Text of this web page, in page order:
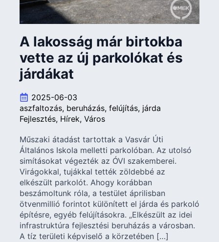
A lakosság már birtokba
vette az új parkolókat és
járdákat
2025-06-03
aszfaltozás beruházás felújítás járda
Fejlesztés Hírek Város
Műszaki átadást tartottak a Vasvár Úti
Általános Iskola melletti parkolóban. Az utolsó
simításokat végezték az ÓVI szakemberei.
Virágokkal, tujákkal tették zöldebbé az
elkészült parkolót. Ahogy korábban
beszámoltunk róla, a testület áprilisban
ötvenmillió forintot különített el járda és parkoló
építésre, egyéb felújításokra. „Elkészült az idei
infrastruktúra fejlesztési beruházás a városban.
A tíz területi képviselő a körzetében […]